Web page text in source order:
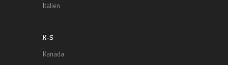
Italien
K-S
Kanada